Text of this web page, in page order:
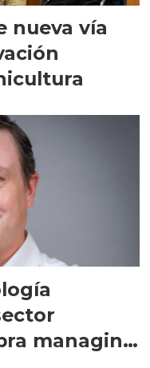
nueva vía
managing